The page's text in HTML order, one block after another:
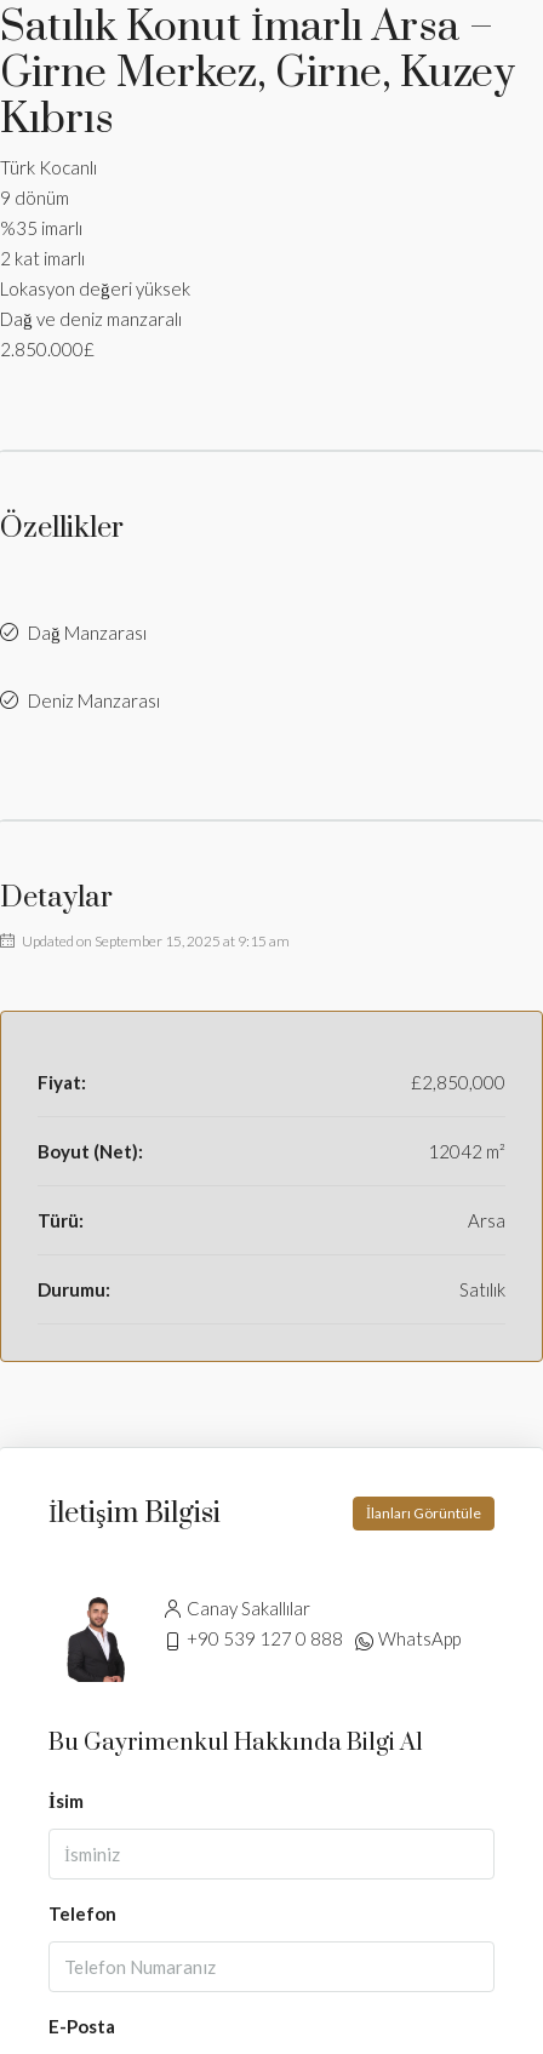
Satılık Konut İmarlı Arsa –
Girne Merkez, Girne, Kuzey
Kıbrıs
Türk Kocanlı
9 dönüm
%35 imarlı
2 kat imarlı
Lokasyon değeri yüksek
Dağ ve deniz manzaralı
2.850.000£
Özellikler
Dağ Manzarası
Deniz Manzarası
Detaylar
Updated on September 15, 2025 at 9:15 am
Fiyat: £2,850,000
Boyut (Net): 12042 m²
Türü: Arsa
Durumu: Satılık
İletişim Bilgisi İlanları Görüntüle
Canay Sakallılar
+90 539 127 0 888
WhatsApp
Bu Gayrimenkul Hakkında Bilgi Al
İsim
Telefon
E-Posta